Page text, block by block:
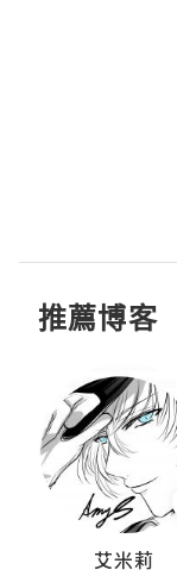
推薦博客
艾米莉